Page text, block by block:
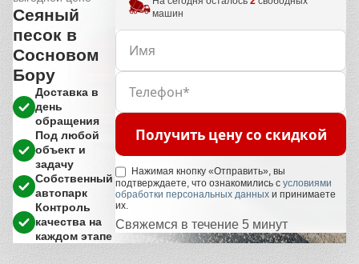
Сеяный
песок в
Сосновом
Бору
Доставка в
день
обращения
Под любой
объект и
задачу
Собственный
автопарк
Контроль
качества на
каждом этапе
машин
Получить цену со скидкой
Нажимая кнопку «Отправить», вы
подтверждаете, что ознакомились сусловиями
обработки персональных данных и принимаете
их.
Свяжемся в течение 5 минут